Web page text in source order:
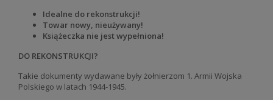
Idealne do rekonstrukcji!
Towar nowy, nieużywany!
Książeczka nie jest wypełniona!
DO REKONSTRUKCJI?
Takie dokumenty wydawane były żołnierzom 1. Armii Wojska
Polskiego w latach 1944-1945.